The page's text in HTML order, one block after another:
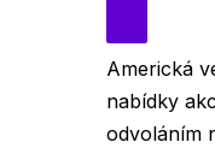
Americká
nabídky
odvoláním